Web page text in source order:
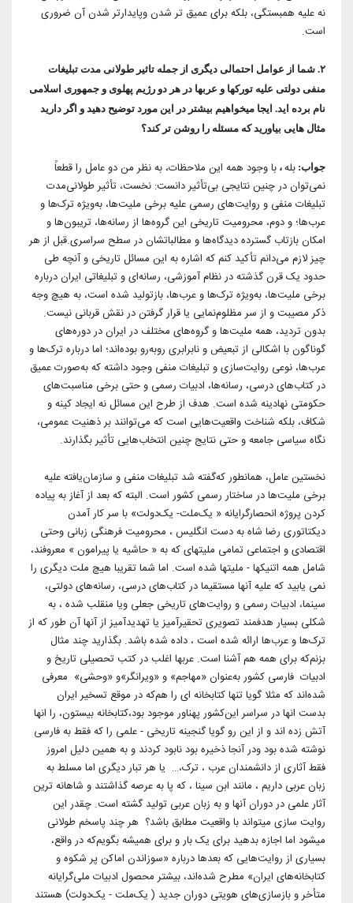
نه علیه همبستگی، بلکه برای عمیق تر شدن و‌پایدارتر شدن آن ضروری
است.
۲. شما از عوامل احتمالی دیگری از جمله تاثیر طولانی مدت تبلیغات
منفی دولتی علیه تورکها و عربها در هر دو رژیم پهلوی و جمهوری اسلامی
نام برده اید. ایجا میخواهیم بیشتر در این مورد توضیح دهید و اگر دارید
مثال هایی بیاورید که مسئله را روشن تر کند؟
جواب: بله ، با وجود همه این ملاحظات، به نظر من دو عامل را قطعاً
نمی‌توان در چنین نتایجی بی‌تأثیر دانست: نخست، تأثیر طولانی‌مدت
تبلیغات منفی و روایت‌های رسمی علیه برخی ملیت‌ها، به‌ویژه ترک‌ها و
عرب‌ها؛ و دوم، محرومیت تاریخی این گروه‌ها از رسانه‌ها، تریبون‌ها و
امکان بازتاب گسترده دیدگاه‌ها و مطالباتشان در سطح سراسری.قبل از هر
چیز لازم می‌دانم تأکید کنم که اشاره به این مسائل تاریخی و آنچه طی
حدود یک قرن گذشته در نظام آموزشی، رسانه‌ای و تبلیغاتی ایران درباره
برخی ملیت‌ها، به‌ویژه ترک‌ها و عرب‌ها، بازتولید شده است، به هیچ وجه
ذکر مصیبت و از سر مظلوم‌نمایی یا قرار گرفتن در نقش قربانی نیست.
بدون تردید، همه ملیت‌ها و گروه‌های مختلف در ایران در دوره‌های
گوناگون با اشکالی از تبعیض و نابرابری روبه‌رو بوده‌اند؛ اما درباره ترک‌ها و
عرب‌ها، نوعی روایت‌سازی و تبلیغات منفی وجود داشته که به‌صورت عمیق
در کتاب‌های درسی، رسانه‌ها، ادبیات رسمی و حتی برخی مناسبت‌های
حکومتی نهادینه شده است. هدف از طرح این مسائل نه ایجاد کینه و
شکاف، بلکه شناخت واقعیت‌هایی است که می‌توانند بر ذهنیت عمومی،
نگاه سیاسی جامعه و حتی نتایج چنین انتخاب‌هایی تأثیر بگذارند.
نخستین عامل، همانطور که‌گفته شد تبلیغات منفی و سازمان‌یافته علیه
برخی ملیت‌ها در ساختار رسمی کشور است. البته که بعد از آغاز به پیاده
کردن پروژه انحصارگرایانه « یک‌ملت- یک‌دولت» با سر کار آمدن
دیکتاتوری رضا شاه به دست انگلیس ، محرومیت فرهنگی زبانی و‌حتی
اقتصادی و اجتماعی تمامی ملیتهای که به « حاشیه یا پیرامون » معروفند،
شامل همه اتنیکها - ملیتها شده است. اما شما تقریبا هیچ ملت دیگری را
نمی یابید که علیه آنها مستقیما در کتاب‌های درسی، رسانه‌های دولتی،
سینما، ادبیات رسمی و روایت‌های تاریخی جعلی و‌یا منقلب شده ، به
شکلی بسیار هدفمند تصویری تحقیرآمیز یا تهدیدآمیز از آنها آن طور که از
ترک‌ها و عرب‌ها ارائه شده است ، داده شده باشد. بگذارید چند مثال
بزنم‌که برای همه هم آشنا است. عربها اغلب در کتب تحصیلی تاریخ و
ادبیات فارسی کشور به‌عنوان «مهاجم» و «ویرانگر»و «وحشی» معرفی
شده‌اند که مثلا گویا تنها کتابخانه ای را هم‌که در موقع تسخیر ایران
بدست انها در سراسر این‌کشور پهناور موجود بود،کتابخانه بیستون، را انها
آتش زده اند و از این رو گویا ‌گنجینه تاریخی - علمی را که فقط به فارسی
نوشته شده بود و‌در آنجا ذخیره بود نابود کردند و به همین دلیل امروز
فقط آثاری از دانشمندان عرب ، ترک،… یا هر تبار دیگری اما مسلط به
زبان عربی داریم‌ ، مانند ابن سینا ، که پا به عرصه گذاشتند و‌ شاهانه ترین
آثار علمی در دوران آنها و به زبان عربی تولید گشته است. چقدر این
روایت سازی میتواند با واقعیت مطابق باشد؟ هر چند پاسخم طولانی
میشود اما اجازه بدهید برای یک بار و برای همیشه بگویم‌که در واقع،
بسیاری از روایت‌هایی که بعدها درباره «سوزاندن اماکن پر شکوه ‌و
کتابخانه‌های ایران» مطرح شده‌اند، بیشتر محصول ادبیات ملی‌گرایانه
متأخر و بازسازی‌های هویتی دوران جدید ( یک‌ملت - یک‌دولت) هستند